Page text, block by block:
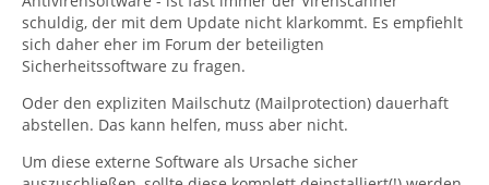
schuldig, der mit dem Update nicht klarkommt. Es empfiehlt
sich daher eher im Forum der beteiligten
Sicherheitssoftware zu fragen.
Oder den expliziten Mailschutz (Mailprotection) dauerhaft
abstellen. Das kann helfen, muss aber nicht.
Um diese externe Software als Ursache sicher